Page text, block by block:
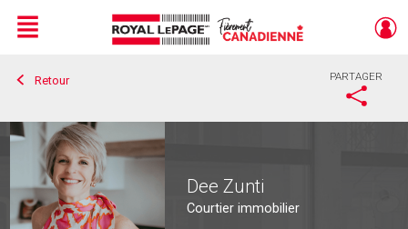
Live
En Direct
Menu
Retour PARTAGER
Dee Zunti
Courtier immobilier